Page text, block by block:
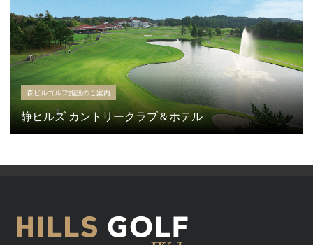
森ビルゴルフ施設のご案内
静ヒルズ カントリークラブ＆ホテル